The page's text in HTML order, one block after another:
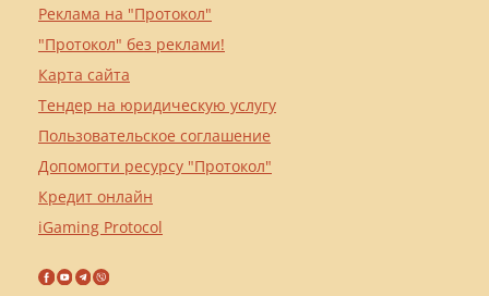
Реклама на "Протокол"
"Протокол" без реклами!
Карта сайта
Тендер на юридическую услугу
Пользовательское соглашение
Допомогти ресурсу "Протокол"
Кредит онлайн
iGaming Protocol